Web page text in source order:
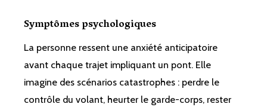
Symptômes psychologiques
La personne ressent une anxiété anticipatoire
avant chaque trajet impliquant un pont. Elle
imagine des scénarios catastrophes : perdre le
contrôle du volant, heurter le garde-corps, rester